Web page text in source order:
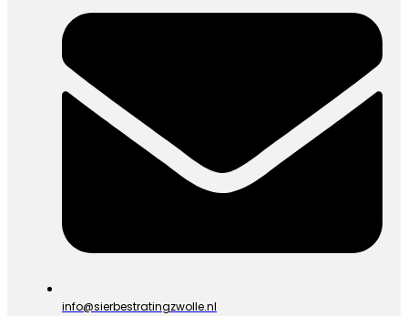
info@sierbestratingzwolle.nl